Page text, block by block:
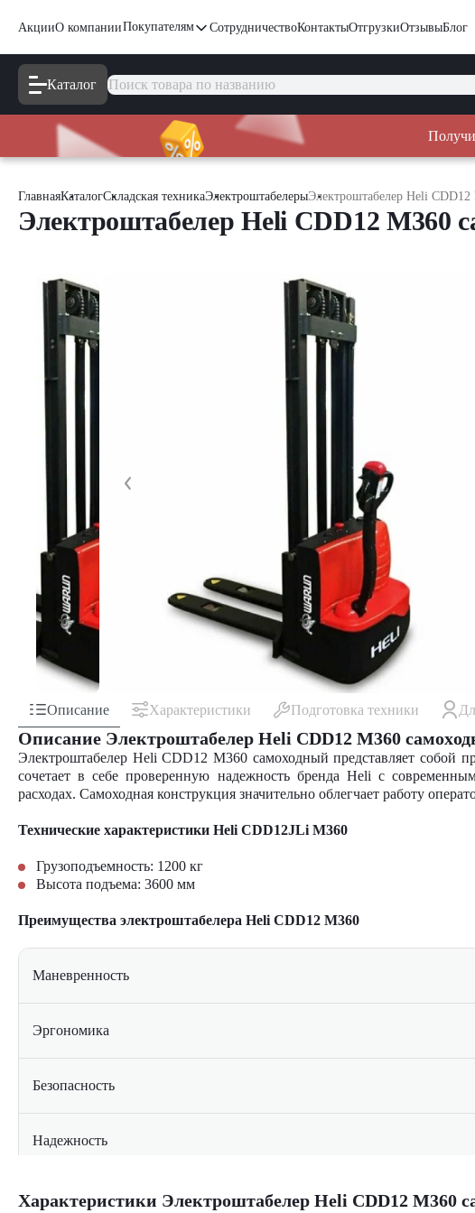
АкцииО компанииПокупателям СотрудничествоКонтактыОтгрузкиОтзывыБлог
Каталог
ГлавнаяКаталогСкладская техникаЭлектроштабелерыЭлектроштабелер Heli
Электроштабелер Heli CDD12 M360
Описание Характеристики Подготовка техники
Описание Электроштабелер Heli CDD12 M360
Электроштабелер Heli CDD12 M360 самоходный представляет собой
сочетает в себе проверенную надежность бренда Heli с
расходах. Самоходная конструкция значительно облегчает работу
Технические характеристики Heli CDD12JLi M360
Грузоподъемность: 1200 кг
Высота подъема: 3600 мм
Преимущества электроштабелера Heli CDD12 M360
Маневренность
Эргономика
Безопасность
Надежность
Экономичность
Характеристики Электроштабелер Heli CDD12 M360